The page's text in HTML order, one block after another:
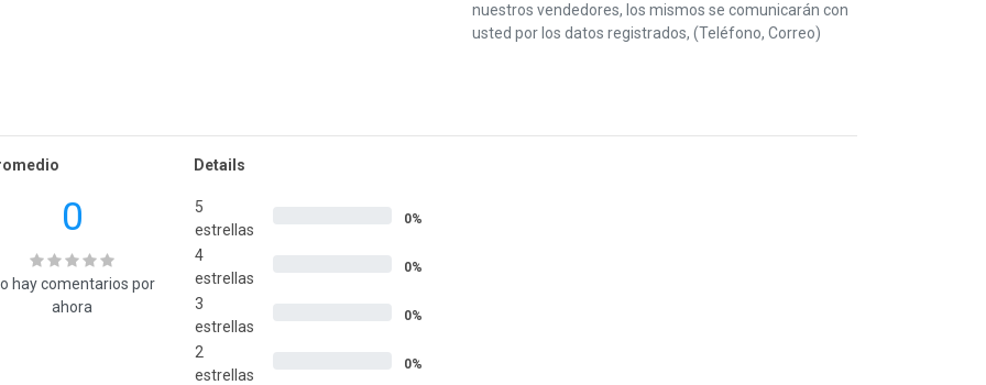
nuestros vendedores, los mismos se comunicarán con
usted por los datos registrados, (Teléfono, Correo)
0
hay comentarios por
ahora
Details
5
estrellas
0%
4
estrellas
0%
3
estrellas
0%
2
estrellas
0%